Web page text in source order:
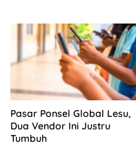
Pasar Ponsel Global Lesu,
Dua Vendor Ini Justru
Tumbuh